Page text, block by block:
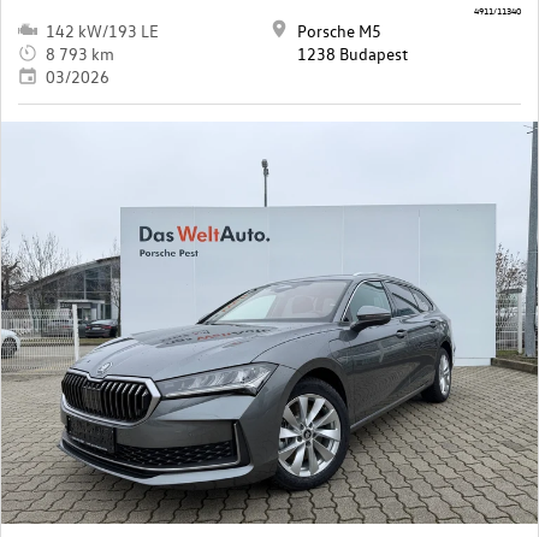
142 kW/193 LE
8 793 km
03/2026
Porsche M5
1238 Budapest
4911/11340